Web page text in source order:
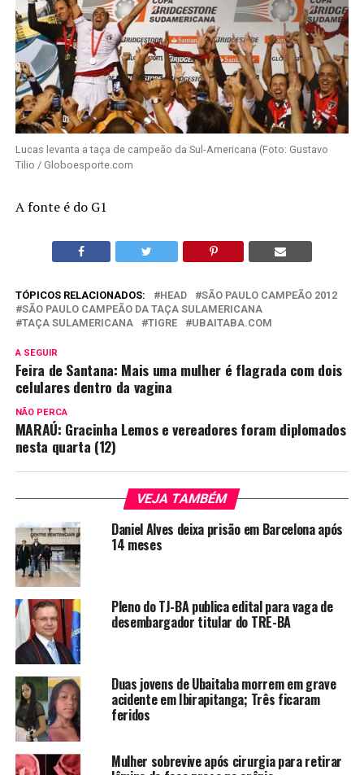
Lucas levanta a taça de campeão da Sul-Americana (Foto: Gustavo
Tilio / Globoesporte.com
A fonte é do G1
TÓPICOS RELACIONADOS: HEAD
SÃO PAULO CAMPEÃO 2012
SÃO PAULO CAMPEÃO DA TAÇA SULAMERICANA
TAÇA SULAMERICANA
TIGRE UBAITABA.COM
A SEGUIR
Feira de Santana: Mais uma mulher é flagrada com dois
celulares dentro da vagina
NÃO PERCA
MARAÚ: Gracinha Lemos e vereadores foram diplomados
nesta quarta (12)
VEJA TAMBÉM
Daniel Alves deixa prisão em Barcelona após
14 meses
Pleno do TJ-BA publica edital para vaga de
desembargador titular do TRE-BA
Duas jovens de Ubaitaba morrem em grave
acidente em Ibirapitanga; Três ficaram
feridos
Mulher sobrevive após cirurgia para retirar